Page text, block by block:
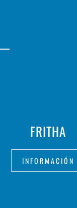
FRITHA
INFORMACIÓN